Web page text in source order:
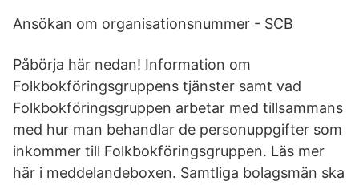
Ansökan om organisationsnummer - SCB
Påbörja här nedan! Information om
Folkbokföringsgruppens tjänster samt vad
Folkbokföringsgruppen arbetar med tillsammans
med hur man behandlar de personuppgifter som
inkommer till Folkbokföringsgruppen. Läs mer
här i meddelandeboxen. Samtliga bolagsmän ska